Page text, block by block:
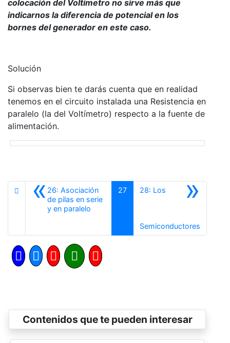
colocación del Voltímetro no sirve más que
indicarnos la diferencia de potencial en los
bornes del generador en este caso.
Solución
Si observas bien te darás cuenta que en realidad
tenemos en el circuito instalada una Resistencia en
paralelo (la del Voltímetro) respecto a la fuente de
alimentación.
«26: Asociación
de pilas en serie
y en paralelo
27 »
28: Los
Semiconductores
Contenidos que te pueden interesar